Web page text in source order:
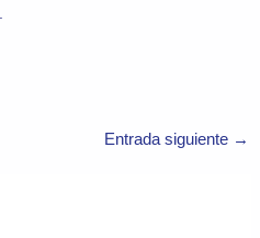
Entrada siguiente →